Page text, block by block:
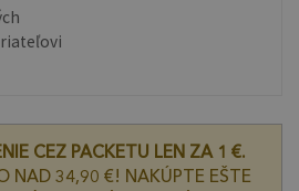
CEZ PACKETU LEN ZA 1 €.
NAD 34,90 €! NAKÚPTE EŠTE